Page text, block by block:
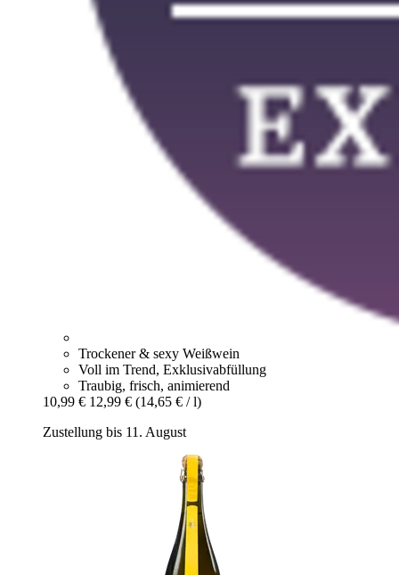
Trockener & sexy Weißwein
Voll im Trend, Exklusivabfüllung
Traubig, frisch, animierend
10,99 € 12,99 € (14,65 € / l)
Zustellung bis 11. August